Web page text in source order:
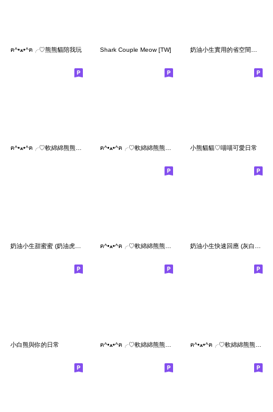
ฅ^•ﻌ•^ฅ╭♡熊熊貓陪我玩 Shark Couple Meow [TW]
小熊貓貓♡喵喵可愛日常
奶油小生甜蜜蜜 (奶油虎斑貓) ฅ^•ﻌ•^ฅ╭♡軟綿綿熊熊貓超可愛 奶油小生快速回應 (灰白虎斑貓)
小白熊與你的日常